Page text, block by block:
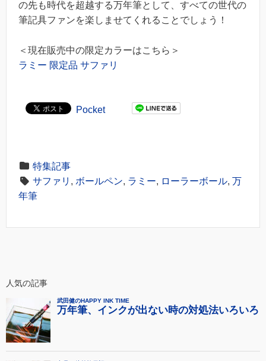
の先も時代を超越する万年筆として、すべての世代の
筆記具ファンを楽しませてくれることでしょう！
＜現在販売中の限定カラーはこちら＞
ラミー 限定品 サファリ
Pocket
特集記事
サファリ , ボールペン, ラミー, ローラーボール, 万
年筆
人気の記事